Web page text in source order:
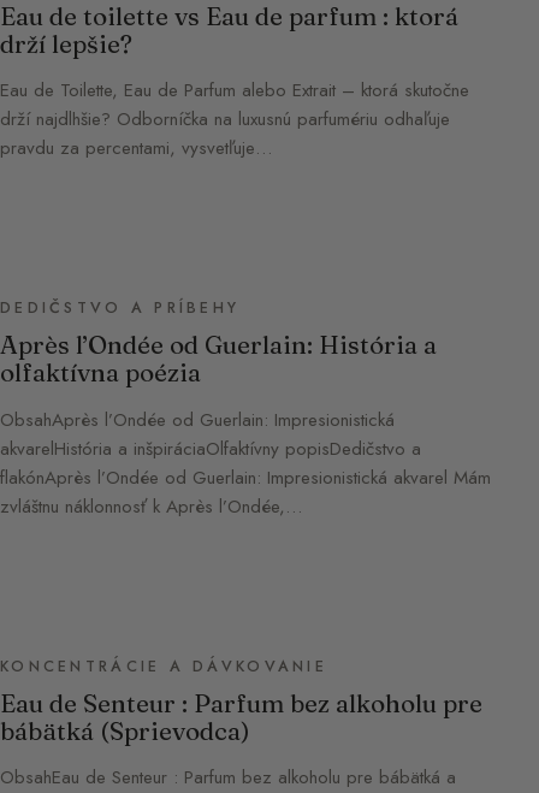
Eau de toilette vs Eau de parfum : ktorá
drží lepšie?
Eau de Toilette, Eau de Parfum alebo Extrait – ktorá skutočne
drží najdlhšie? Odborníčka na luxusnú parfumériu odhaľuje
pravdu za percentami, vysvetľuje…
DEDIČSTVO A PRÍBEHY
Après l’Ondée od Guerlain: História a
olfaktívna poézia
ObsahAprès l’Ondée od Guerlain: Impresionistická
akvarelHistória a inšpiráciaOlfaktívny popisDedičstvo a
flakónAprès l’Ondée od Guerlain: Impresionistická akvarel Mám
zvláštnu náklonnosť k Après l’Ondée,…
KONCENTRÁCIE A DÁVKOVANIE
Eau de Senteur : Parfum bez alkoholu pre
bábätká (Sprievodca)
ObsahEau de Senteur : Parfum bez alkoholu pre bábätká a